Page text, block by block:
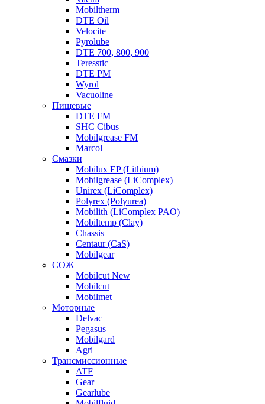
Mobiltherm
DTE Oil
Velocite
Pyrolube
DTE 700, 800, 900
Teresstic
DTE PM
Wyrol
Vacuoline
Пищевые
DTE FM
SHC Cibus
Mobilgrease FM
Marcol
Смазки
Mobilux EP (Lithium)
Mobilgrease (LiComplex)
Unirex (LiComplex)
Polyrex (Polyurea)
Mobilith (LiComplex PAO)
Mobiltemp (Clay)
Chassis
Centaur (CaS)
Mobilgear
СОЖ
Mobilcut New
Mobilcut
Mobilmet
Моторные
Delvac
Pegasus
Mobilgard
Agri
Трансмиссионные
ATF
Gear
Gearlube